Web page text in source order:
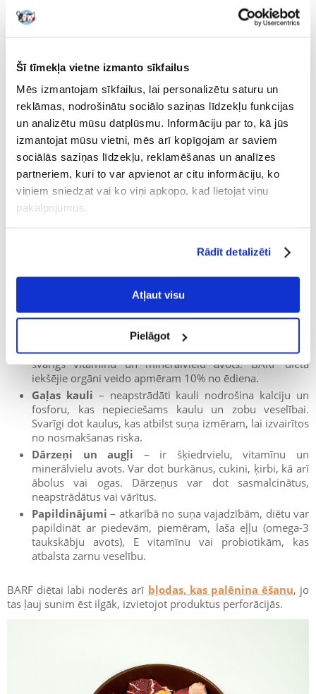
Šī tīmekļa vietne izmanto sīkfailus
Mēs izmantojam sīkfailus, lai personalizētu saturu un
reklāmas, nodrošinātu sociālo saziņas līdzekļu funkcijas
un analizētu mūsu datplūsmu. Informāciju par to, kā jūs
izmantojat mūsu vietni, mēs arī kopīgojam ar saviem
sociālās saziņas līdzekļu, reklamēšanas un analīzes
partneriem, kuri to var apvienot ar citu informāciju, ko
viņiem sniedzat vai ko viņi apkopo, kad lietojat viņu
pakalpojumus.
Rādīt detalizēti
Atļaut visu
Pielāgot
Kā sākt BARF diētu sunim?
pieredze BARF barošanā. Profesionāla palīdzība ir ļoti svarīga,
lai nodrošinātu, ka diēta būs pareizi sabalansēta un pielāgota
suņa vajadzībām. Iesācējiem bieži ieteicams vispirms
iepazīties ar suņu barošanas principiem, pievienoties BARF
forumam un sazināties ar pieredzējušiem cilvēkiem. Internetā
ir daudz ceļvežu un kalkulatoru, kas palīdz aprēķināt, kādu
gaļu izmantot un cik daudz pievienot papildinājumu. Ir svarīgi
atcerēties, ka pārāk daudz vitamīnu un minerālvielu diētā var
būt kaitīgi. Ļoti svarīgi ir precīzi aprēķināt proporcijas.
BARF diēta sunim – kā izveidot ēdienkarti?
alerģijas vai slimības. BARF ēdienkartes izveide prasa ņemt
– veido diētas pamatu. Visbiežāk lietotā
gaļa: liellops, vistas, tītars, jērs, kā arī medījumi. Alerģiju
gadījumā izvēlas gaļu, ar kuru suns iepriekš nav
Iekšējie orgāni– aknas, nieres, sirds un citi orgāni ir
svarīgs vitamīnu un minerālvielu avots. BARF diētā
iekšējie orgāni veido apmēram 10% no ēdiena.
Gaļas kauli – neapstrādāti kauli nodrošina kalciju un
fosforu, kas nepieciešams kaulu un zobu veselībai.
Svarīgi dot kaulus, kas atbilst suņa izmēram, lai izvairītos
no nosmakšanas riska.
Dārzeņi un augļi – ir šķiedrvielu, vitamīnu un
minerālvielu avots. Var dot burkānus, cukini, ķirbi, kā arī
ābolus vai ogas. Dārzeņus var dot sasmalcinātus,
neapstrādātus vai vārītus.
Papildinājumi – atkarībā no suņa vajadzībām, diētu var
papildināt ar piedevām, piemēram, laša eļļu (omega-3
taukskābju avots), E vitamīnu vai probiotikām, kas
atbalsta zarnu veselību.
BARF diētai labi noderēs arī bļodas, kas palēnina ēšanu, jo
tas ļauj sunim ēst ilgāk, izvietojot produktus perforācijās.